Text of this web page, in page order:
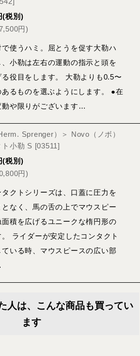
(税別)
円)
で使うハミ。屈とうを促す大勒ハ
、小勒は左右の運動の指示と頭を
る役目をします。 大勒よりも0.5〜
るものを選ぶようにします。 ●在
動や限りがございます…
Sprenger）＞ Novo（ノボ）
ト小勒 S [03511]
(税別)
円)
タクトシリーズは、口蓋に圧力を
なく、馬の舌の上でマウスピー
面積を広げるユニークな楕円形の
ライダーが安定したコンタクト
ている時、マウスピースの広い部
人は、こんな商品も買ってい
ます